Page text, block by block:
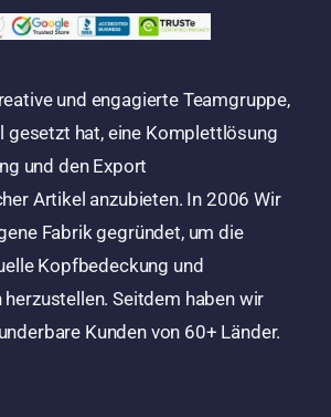
und engagierte Teamgruppe,
gesetzt hat, eine Komplettlösung
und den Export
Artikel anzubieten. In 2006 Wir
Fabrik gegründet, um die
Kopfbedeckung und
Seitdem haben wir
Kunden von 60+ Länder.